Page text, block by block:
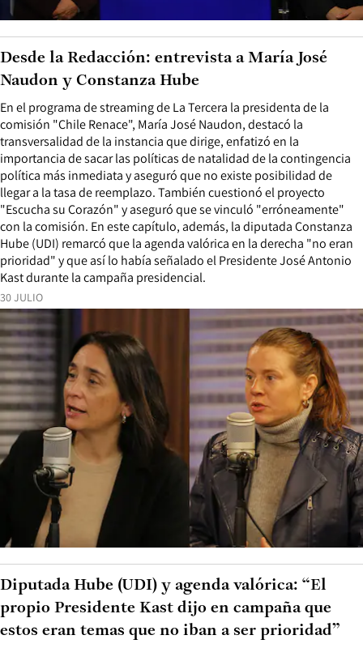
30 JULIO
En el programa de streaming de La Tercera la presidenta de la
comisión "Chile Renace", María José Naudon, destacó la
transversalidad de la instancia que dirige, enfatizó en la
importancia de sacar las políticas de natalidad de la contingencia
política más inmediata y aseguró que no existe posibilidad de
llegar a la tasa de reemplazo. También cuestionó el proyecto
"Escucha su Corazón" y aseguró que se vinculó "erróneamente"
con la comisión. En este capítulo, además, la diputada Constanza
Hube (UDI) remarcó que la agenda valórica en la derecha "no eran
prioridad" y que así lo había señalado el Presidente José Antonio
Kast durante la campaña presidencial.
Desde la Redacción: entrevista a María José
Naudon y Constanza Hube
Diputada Hube (UDI) y agenda valórica: “El
propio Presidente Kast dijo en campaña que
estos eran temas que no iban a ser prioridad”